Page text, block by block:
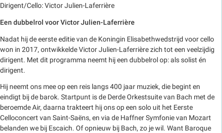
Dirigent/Cello: Victor Julien-Laferrière
Een dubbelrol voor Victor Julien-Laferrière
Nadat hij de eerste editie van de Koningin Elisabethwedstrijd voor cello
won in 2017, ontwikkelde Victor Julien-Laferrière zich tot een veelzijdig
dirigent. Met dit programma neemt hij een dubbelrol op: als solist én
dirigent.
Hij neemt ons mee op een reis langs 400 jaar muziek, die begint en
eindigt bij de barok. Startpunt is de Derde Orkestsuite van Bach met de
beroemde Air, daarna trakteert hij ons op een solo uit het Eerste
Celloconcert van Saint-Saëns, en via de Haffner Symfonie van Mozart
belanden we bij Escaich. Of opnieuw bij Bach, zo je wil. Want Baroque